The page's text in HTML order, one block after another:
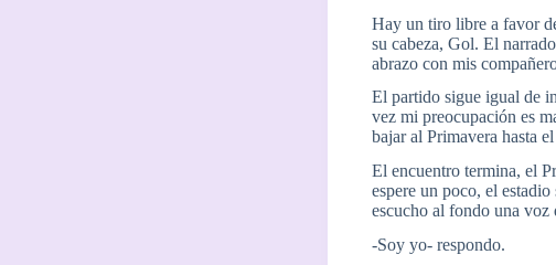
Hay un tiro libre a favor
su cabeza, Gol. El
abrazo con mis
El partido sigue igual de
vez mi preocupación es
bajar al Primavera hasta
El encuentro termina, el
espere un poco, el
escucho al fondo una voz
-Soy yo- respondo.